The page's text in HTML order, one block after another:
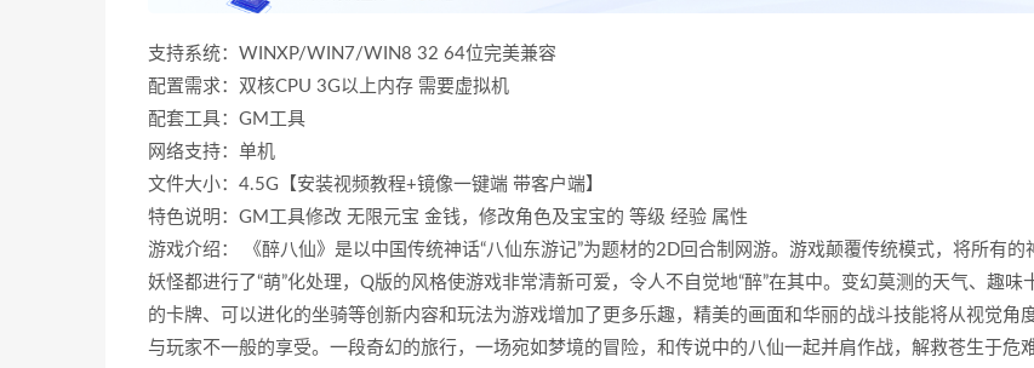
支持系统：WINXP/WIN7/WIN8 32 64位完美兼容
配置需求：双核CPU 3G以上内存 需要虚拟机
配套工具：GM工具
网络支持：单机
文件大小：4.5G【安装视频教程+镜像一键端 带客户端】
特色说明：GM工具修改 无限元宝 金钱，修改角色及宝宝的 等级 经验 属性
游戏介绍： 《醉八仙》是以中国传统神话“八仙东游记”为题材的2D回合制网游。游戏颠覆传统模式，将所有的
妖怪都进行了“萌”化处理，Q版的风格使游戏非常清新可爱，令人不自觉地“醉”在其中。变幻莫测的天气、趣味
的卡牌、可以进化的坐骑等创新内容和玩法为游戏增加了更多乐趣，精美的画面和华丽的战斗技能将从视觉角
与玩家不一般的享受。一段奇幻的旅行，一场宛如梦境的冒险，和传说中的八仙一起并肩作战，解救苍生于危